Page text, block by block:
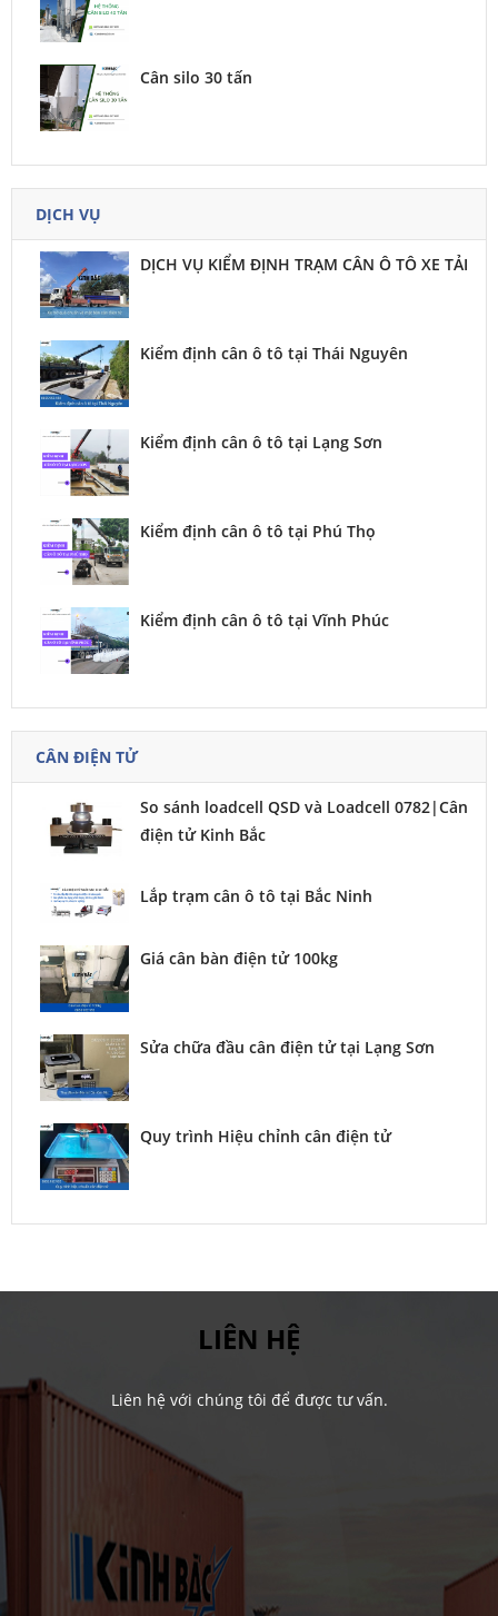
Cân silo 30 tấn
DỊCH VỤ
DỊCH VỤ KIỂM ĐỊNH TRẠM CÂN Ô TÔ XE TẢI
Kiểm định cân ô tô tại Thái Nguyên
Kiểm định cân ô tô tại Lạng Sơn
Kiểm định cân ô tô tại Phú Thọ
Kiểm định cân ô tô tại Vĩnh Phúc
CÂN ĐIỆN TỬ
So sánh loadcell QSD và Loadcell 0782|Cân
điện tử Kinh Bắc
Lắp trạm cân ô tô tại Bắc Ninh
Giá cân bàn điện tử 100kg
Sửa chữa đầu cân điện tử tại Lạng Sơn
Quy trình Hiệu chỉnh cân điện tử
LIÊN HỆ
Liên hệ với chúng tôi để được tư vấn.